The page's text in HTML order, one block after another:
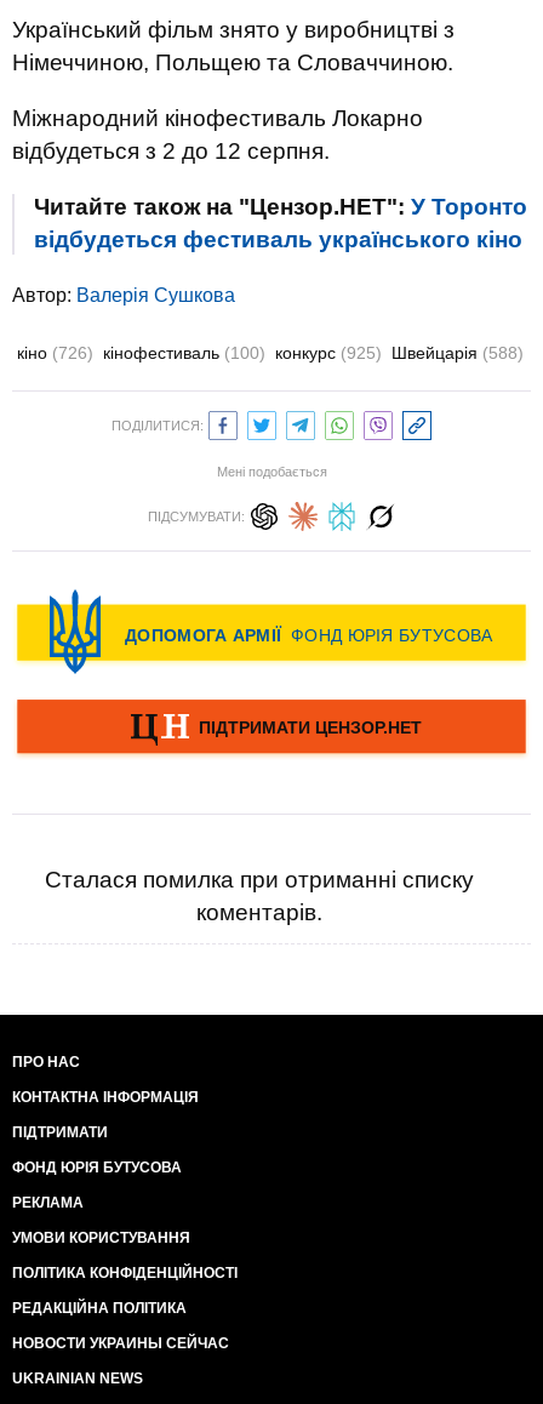
Український фільм знято у виробництві з
Німеччиною, Польщею та Словаччиною.
Міжнародний кінофестиваль Локарно
відбудеться з 2 до 12 серпня.
Читайте також на "Цензор.НЕТ": У Торонто
відбудеться фестиваль українського кіно
Автор: Валерiя Сушкова
кіно (726) кінофестиваль (100) конкурс (925) Швейцарія (588)
ПОДІЛИТИСЯ:
Мені подобається
ПІДСУМУВАТИ:
Сталася помилка при отриманні списку
коментарів.
ПРО НАС
КОНТАКТНА ІНФОРМАЦІЯ
ПІДТРИМАТИ
ФОНД ЮРІЯ БУТУСОВА
РЕКЛАМА
УМОВИ КОРИСТУВАННЯ
ПОЛІТИКА КОНФІДЕНЦІЙНОСТІ
РЕДАКЦІЙНА ПОЛІТИКА
НОВОСТИ УКРАИНЫ СЕЙЧАС
UKRAINIAN NEWS